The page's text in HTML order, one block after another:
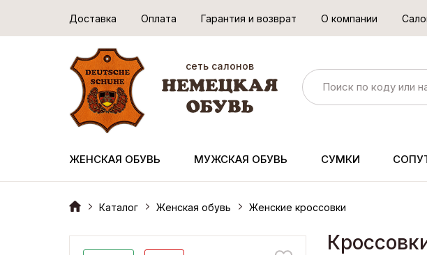
Доставка Оплата Гарантия и возврат О компании
сеть салонов
ЖЕНСКАЯ ОБУВЬ МУЖСКАЯ ОБУВЬ СУМКИ
Каталог Женская обувь Женские кроссовки